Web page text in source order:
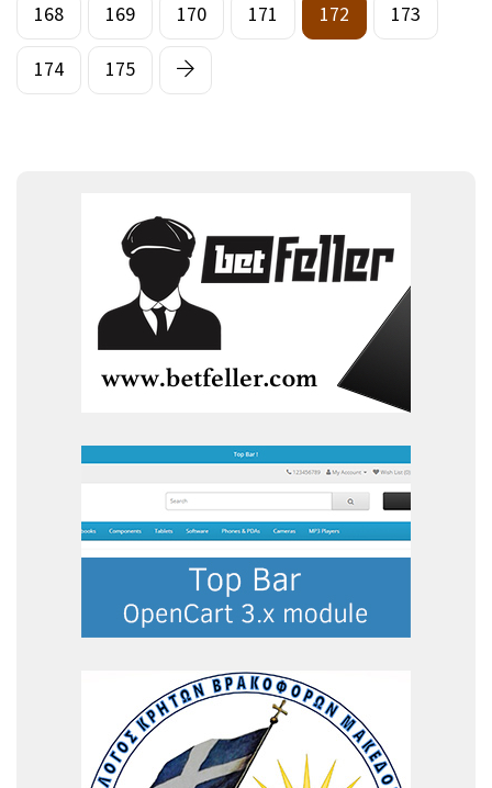
168
169 170 171 172
173
174
175